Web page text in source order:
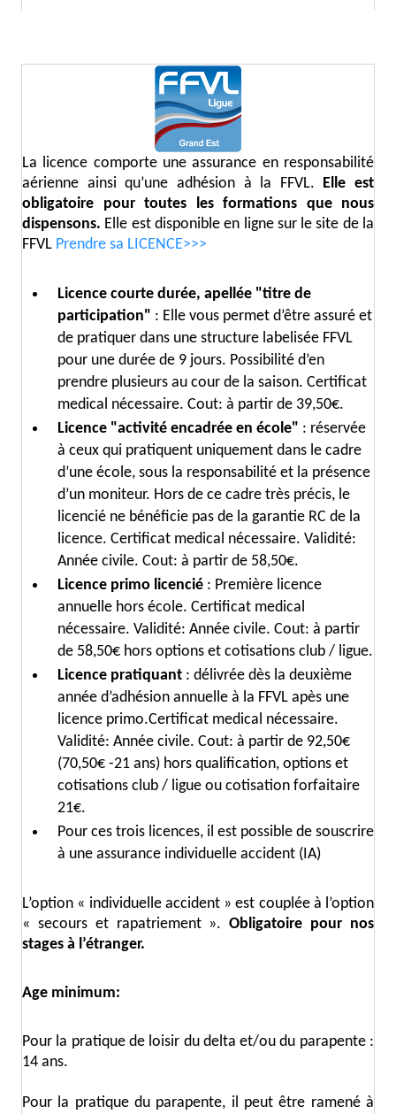
La licence comporte une assurance en responsabilité
aérienne ainsi qu’une adhésion à la FFVL. Elle est
obligatoire pour toutes les formations que nous
dispensons. Elle est disponible en ligne sur le site de la
FFVL Prendre sa LICENCE>>>
Licence courte durée, apellée "titre de
participation" : Elle vous permet d’être assuré et
de pratiquer dans une structure labelisée FFVL
pour une durée de 9 jours. Possibilité d’en
prendre plusieurs au cour de la saison. Certificat
medical nécessaire. Cout: à partir de 39,50€.
Licence "activité encadrée en école" : réservée
à ceux qui pratiquent uniquement dans le cadre
d’une école, sous la responsabilité et la présence
d’un moniteur. Hors de ce cadre très précis, le
licencié ne bénéficie pas de la garantie RC de la
licence. Certificat medical nécessaire. Validité:
Année civile. Cout: à partir de 58,50€.
Licence primo licencié : Première licence
annuelle hors école. Certificat medical
nécessaire. Validité: Année civile. Cout: à partir
de 58,50€ hors options et cotisations club / ligue.
Licence pratiquant : délivrée dès la deuxième
année d’adhésion annuelle à la FFVL apès une
licence primo.Certificat medical nécessaire.
Validité: Année civile. Cout: à partir de 92,50€
(70,50€ -21 ans) hors qualification, options et
cotisations club / ligue ou cotisation forfaitaire
21€.
Pour ces trois licences, il est possible de souscrire
à une assurance individuelle accident (IA)
L’option « individuelle accident » est couplée à l’option
« secours et rapatriement ».Obligatoire pour nos
stages à l’étranger.
Age minimum:
Pour la pratique de loisir du delta et/ou du parapente :
14 ans.
Pour la pratique du parapente, il peut être ramené à